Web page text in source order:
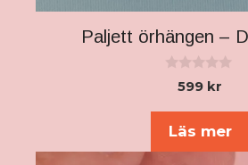
Paljett örhängen –
599 kr
Läs mer